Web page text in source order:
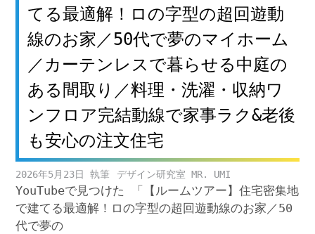
てる最適解！ロの字型の超回遊動
線のお家／50代で夢のマイホーム
／カーテンレスで暮らせる中庭の
ある間取り／料理・洗濯・収納ワ
ンフロア完結動線で家事ラク&老後
も安心の注文住宅
2026年5月23日 デザイン研究室 MR. UMI
YouTubeで見つけた 「【ルームツアー】住宅密集地
で建てる最適解！ロの字型の超回遊動線のお家／50
代で夢の